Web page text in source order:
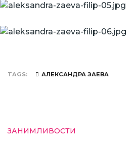
TAGS АЛЕКСАНДРА ЗАЕВА
ЗАНИМЛИВОСТИ